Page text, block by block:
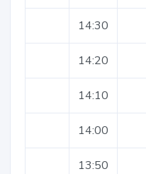
14:30
14:20
14:10
14:00
13:50